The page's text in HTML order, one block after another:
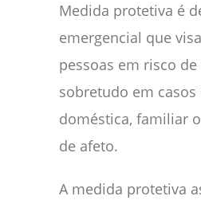
Medida protetiva é
emergencial que
pessoas em risco
sobretudo em
doméstica, familiar
de afeto.
A medida protetiva